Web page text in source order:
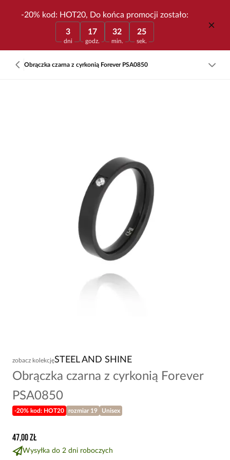
-20% kod: HOT20, Do końca promocji zostało:
3
dni
17
godz.
32
min.
25
sek.
Obrączka czarna z cyrkonią Forever PSA0850
zobacz kolekcjęSTEEL AND SHINE
Obrączka czarna z cyrkonią Forever
PSA0850
-20% kod: HOT20 rozmiar 19 Unisex
47,00 zł
Wysyłka do 2 dni roboczych